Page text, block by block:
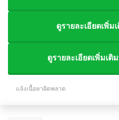
ดูรายละเอียดเพิ่ม
ดูรายละเอียดเพิ่มเติ
แจ้งเนื้อหาผิดพลาด